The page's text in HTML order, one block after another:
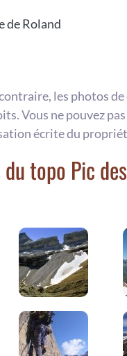
de Roland
les photos de
Vous ne pouvez
écrite du
topo Pic des